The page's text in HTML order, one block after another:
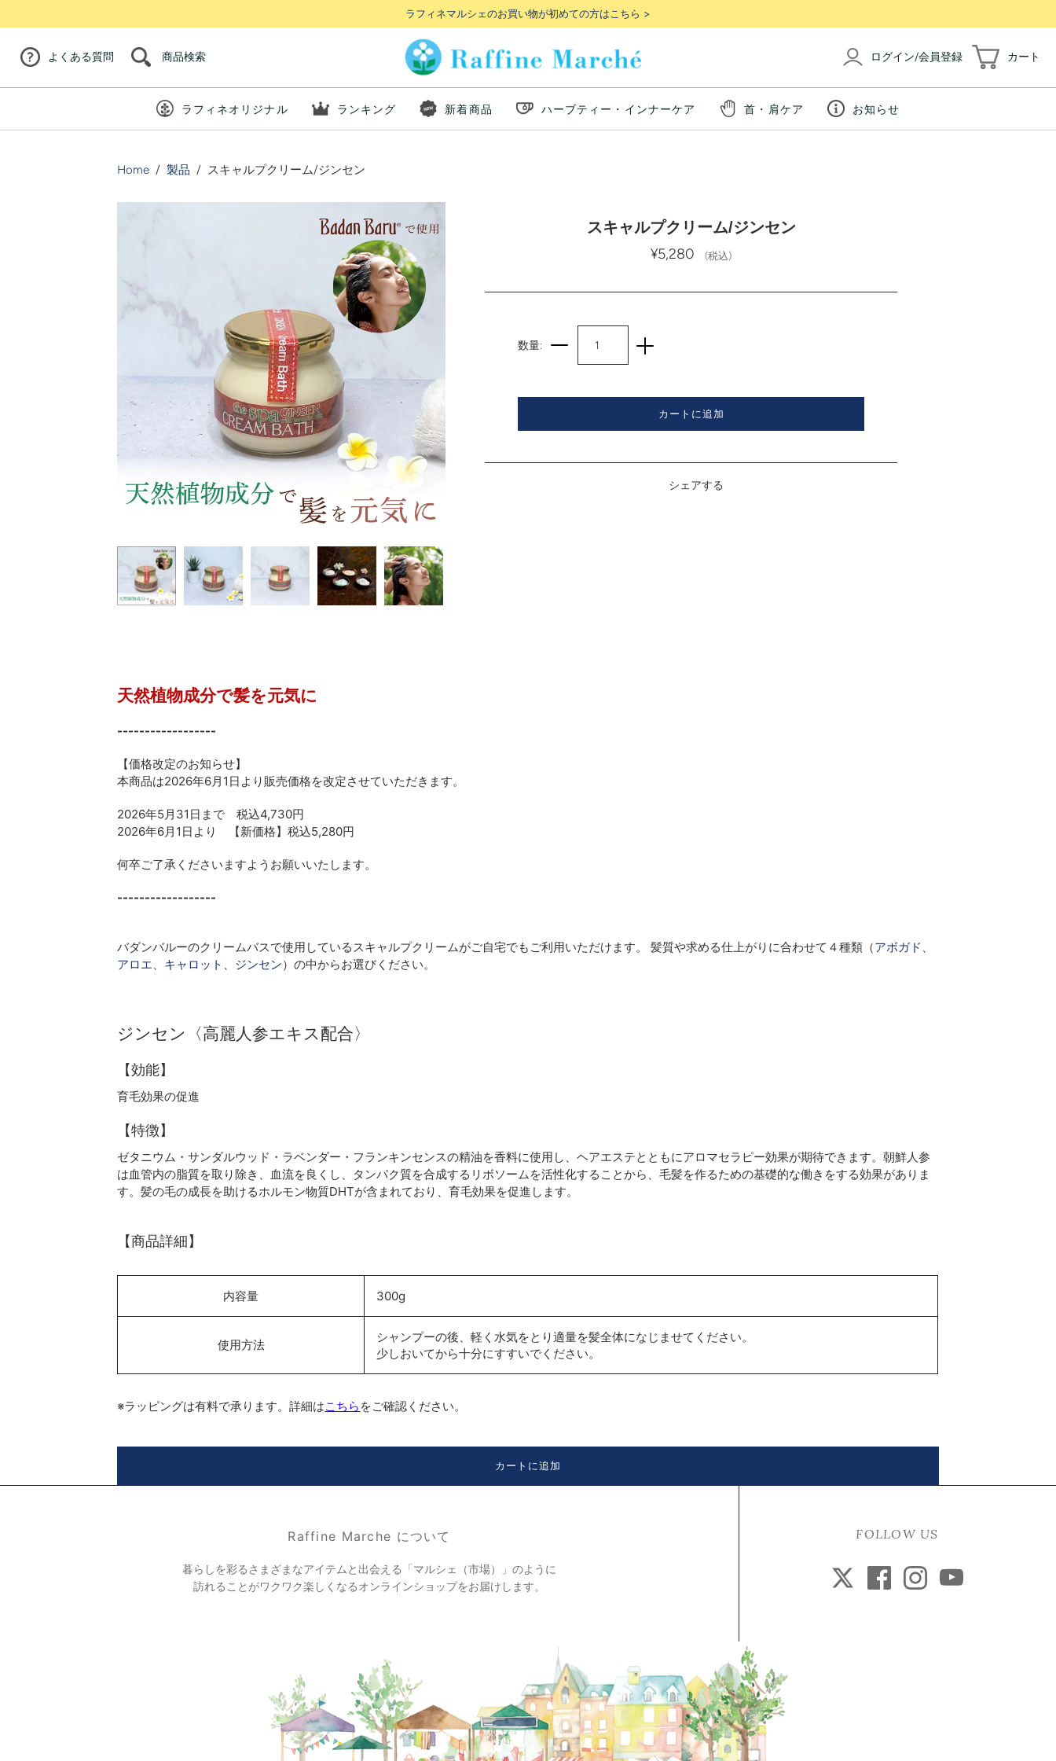
ラフィネマルシェのお買い物が初めての方はこちら >
よくある質問 商品検索 ログイン/会員登録 カート
ラフィネオリジナル ランキング 新着商品 ハーブティー・インナーケア 首・肩ケア お知らせ
Home / 製品 / スキャルプクリーム/ジンセン
スキャルプクリーム/ジンセン
¥5,280
(税込)
数量:
カートに追加
シェアする
天然植物成分で髪を元気に
------------------
【価格改定のお知らせ】
本商品は2026年6月1日より販売価格を改定させていただきます。
2026年5月31日まで 税込4,730円
2026年6月1日より 【新価格】税込5,280円
何卒ご了承くださいますようお願いいたします。
------------------
バダンバルーのクリームバスで使用しているスキャルプクリームがご自宅でもご利用いただけます。 髪質や求める仕上がりに合わせて４種類（アボガド 、
アロエ、 キャロット 、 ジンセン）の中からお選びください。
ジンセン〈高麗人参エキス配合〉
【効能】
育毛効果の促進
【特徴】
ゼタニウム・サンダルウッド・ラベンダー・フランキンセンスの精油を香料に使用し、ヘアエステとともにアロマセラピー効果が期待できます。朝鮮人参
は血管内の脂質を取り除き、血流を良くし、タンパク質を合成するリボソームを活性化することから、毛髪を作るための基礎的な働きをする効果がありま
す。髪の毛の成長を助けるホルモン物質DHTが含まれており、育毛効果を促進します。
【商品詳細】
内容量 300g
使用方法
シャンプーの後、軽く水気をとり適量を髪全体になじませてください。
少しおいてから十分にすすいでください。
※ラッピングは有料で承ります。詳細はこちら をご確認ください。
カートに追加
Raffine Marche について
暮らしを彩るさまざまなアイテムと出会える「マルシェ（市場）」のように
訪れることがワクワク楽しくなるオンラインショップをお届けします。
FOLLOW US